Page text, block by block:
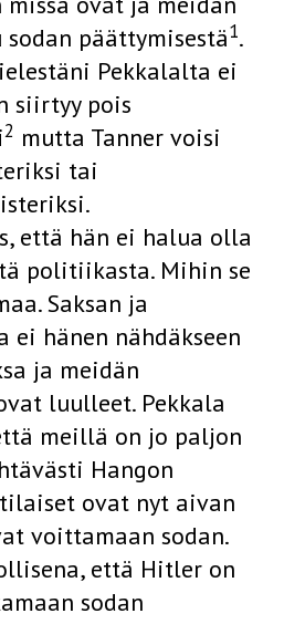
päättymisestä1.
Pekkalalta ei
siirtyy pois
2 mutta Tanner voisi
tai
että hän ei halua olla
politiikasta. Mihin se
Saksan ja
ei hänen nähdäkseen
ja meidän
luulleet. Pekkala
meillä on jo paljon
Hangon
ovat nyt aivan
voittamaan sodan.
että Hitler on
sodan